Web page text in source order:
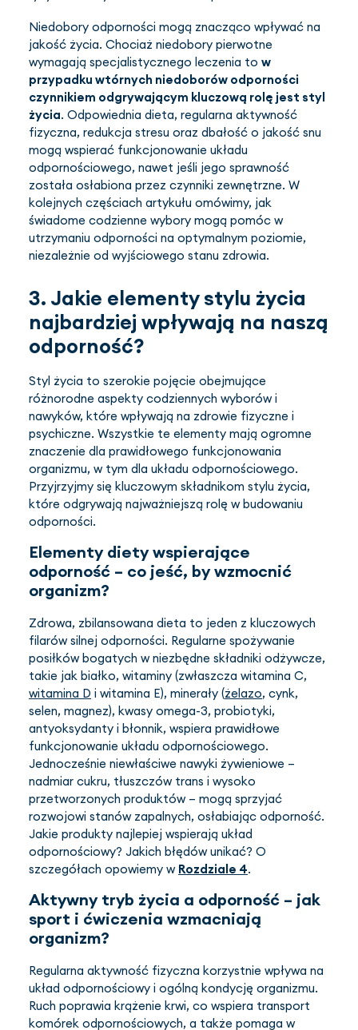
Niedobory odporności mogą znacząco wpływać na
jakość życia. Chociaż niedobory pierwotne
wymagają specjalistycznego leczenia to w
przypadku wtórnych niedoborów odporności
czynnikiem odgrywającym kluczową rolę jest styl
życia. Odpowiednia dieta, regularna aktywność
fizyczna, redukcja stresu oraz dbałość o jakość snu
mogą wspierać funkcjonowanie układu
odpornościowego, nawet jeśli jego sprawność
została osłabiona przez czynniki zewnętrzne. W
kolejnych częściach artykułu omówimy, jak
świadome codzienne wybory mogą pomóc w
utrzymaniu odporności na optymalnym poziomie,
niezależnie od wyjściowego stanu zdrowia.
3. Jakie elementy stylu życia
najbardziej wpływają na naszą
odporność?
Styl życia to szerokie pojęcie obejmujące
różnorodne aspekty codziennych wyborów i
nawyków, które wpływają na zdrowie fizyczne i
psychiczne. Wszystkie te elementy mają ogromne
znaczenie dla prawidłowego funkcjonowania
organizmu, w tym dla układu odpornościowego.
Przyjrzyjmy się kluczowym składnikom stylu życia,
które odgrywają najważniejszą rolę w budowaniu
odporności.
Elementy diety wspierające
odporność – co jeść, by wzmocnić
organizm?
Zdrowa, zbilansowana dieta to jeden z kluczowych
filarów silnej odporności. Regularne spożywanie
posiłków bogatych w niezbędne składniki odżywcze,
takie jak białko, witaminy (zwłaszcza witamina C,
witamina D i witamina E), minerały (żelazo, cynk,
selen, magnez), kwasy omega-3, probiotyki,
antyoksydanty i błonnik, wspiera prawidłowe
funkcjonowanie układu odpornościowego.
Jednocześnie niewłaściwe nawyki żywieniowe –
nadmiar cukru, tłuszczów trans i wysoko
przetworzonych produktów – mogą sprzyjać
rozwojowi stanów zapalnych, osłabiając odporność.
Jakie produkty najlepiej wspierają układ
odpornościowy? Jakich błędów unikać? O
szczegółach opowiemy w Rozdziale 4.
Aktywny tryb życia a odporność – jak
sport i ćwiczenia wzmacniają
organizm?
Regularna aktywność fizyczna korzystnie wpływa na
układ odpornościowy i ogólną kondycję organizmu.
Ruch poprawia krążenie krwi, co wspiera transport
komórek odpornościowych, a także pomaga w